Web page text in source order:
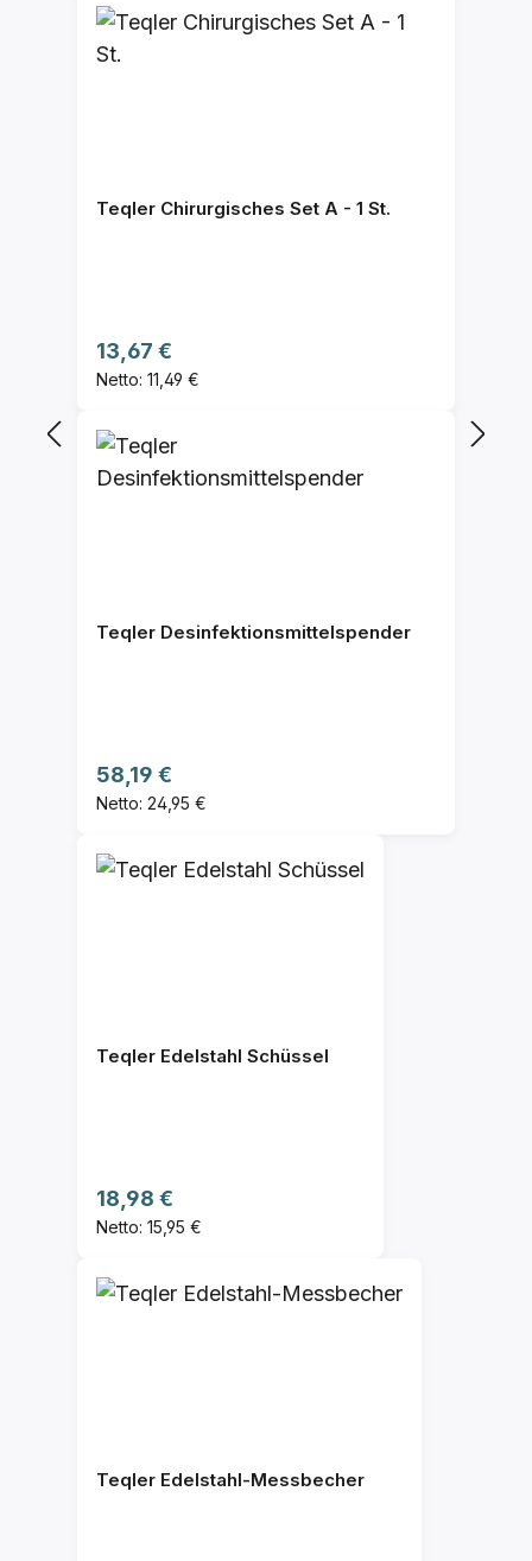
Teqler Chirurgisches Set A - 1 St.
Regulärer Preis:
13,67 €
Netto: 11,49 €
Teqler Desinfektionsmittelspender
Regulärer Preis:
58,19 €
Netto: 24,95 €
Teqler Edelstahl Schüssel
Regulärer Preis:
18,98 €
Netto: 15,95 €
Teqler Edelstahl-Messbecher